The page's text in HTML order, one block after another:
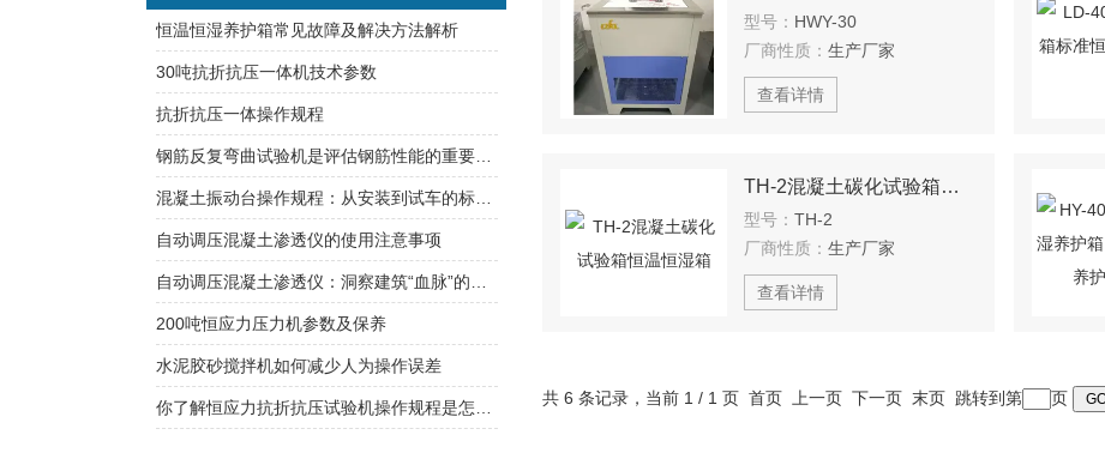
型号： HWY-30
厂商性质： 生产厂家
查看详情
TH-2混凝土碳化试验箱恒温恒湿箱
型号： TH-2
厂商性质： 生产厂家
查看详情
共 6 条记录，当前 1 / 1 页 首页 上一页 下一页 末页 跳转到第 页
恒温恒湿养护箱常见故障及解决方法解析
30吨抗折抗压一体机技术参数
抗折抗压一体操作规程
钢筋反复弯曲试验机是评估钢筋性能的重要工具
混凝土振动台操作规程：从安装到试车的标准流程
自动调压混凝土渗透仪的使用注意事项
200吨恒应力压力机参数及保养
水泥胶砂搅拌机如何减少人为操作误差